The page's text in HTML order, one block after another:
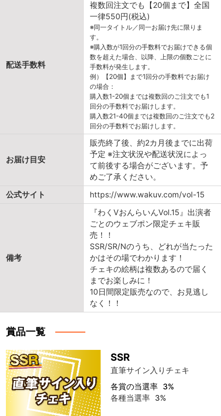
配送手数料
複数回注文でも【20個まで】全国
一律550円(税込)
※同一タイトル／同一お届け先に限りま
す。
※購入数が1回分の手数料でお届けできる個
数を超えた場合、以降、上限の個数ごとに
手数料が発生します。
例）【20個】まで1回分の手数料でお届け
の場合：
購入数1-20個までは複数回のご注文でも1
回分の手数料でお届けします。
購入数21-40個までは複数回のご注文でも2
回分の手数料でお届けします。
お届け目安
販売終了後、約2カ月後までに出荷
予定 ※注文状況や配送状況によっ
て前後する場合がございます。予
めご了承ください。
公式サイト
https://www.wakuv.com/vol-15
備考
『わくVおんらいんVol.15』出演者
ごとのウェブポン限定チェキ販
売！！
SSR/SR/Nのうち、どれが当たった
かはその場でわかります！
チェキの絵柄は複数あるので届く
までお楽しみに！
10日間限定販売なので、お見逃し
なく！！
賞品一覧
SSR
直筆サイン入りチェキ
各賞の当選率 3%
各種当選率 3%